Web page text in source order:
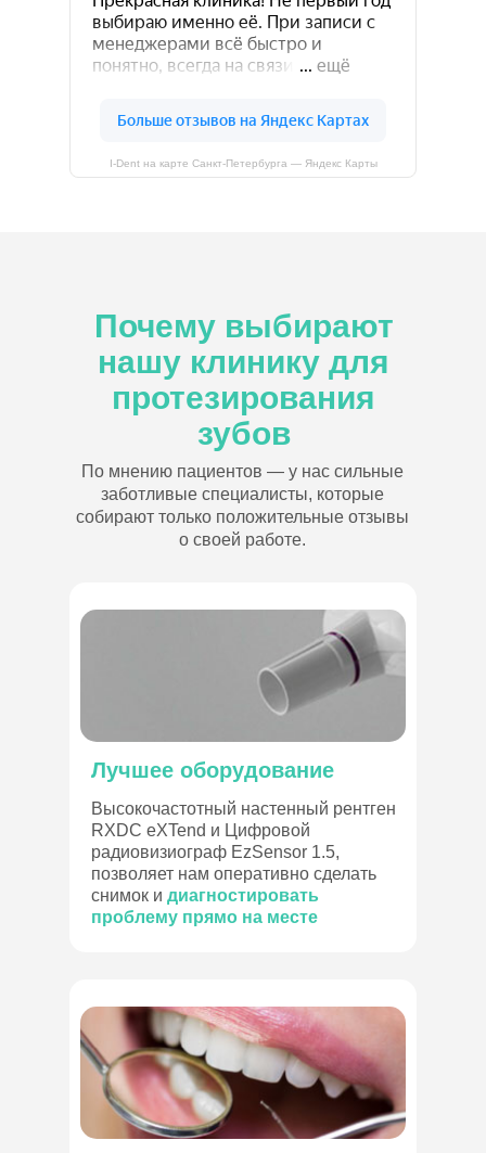
I-Dent на карте Санкт‑Петербурга
I-Dent на карте Санкт‑Петербурга — Яндекс Карты
Почему выбирают
нашу клинику для
протезирования
зубов
Лучшее оборудование
Высокочастотный настенный рентген
RXDC eXTend и Цифровой
радиовизиограф EzSensor 1.5,
позволяет нам оперативно сделать
снимок и диагностировать
проблему прямо на месте
По мнению пациентов — у нас сильные
заботливые специалисты, которые
собирают только положительные отзывы
о своей работе.